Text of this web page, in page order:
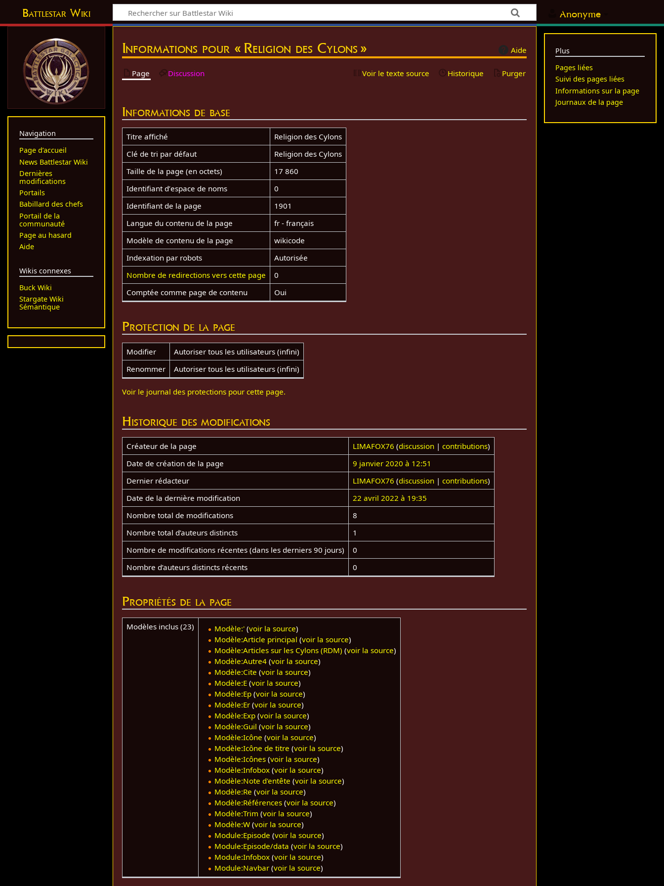
Anonyme
Battlestar Wiki
Aide
Informations pour « Religion des Cylons »
Page Discussion Voir le texte source Historique Purger
Informations de base
Titre affiché
Religion des Cylons
Clé de tri par défaut
Religion des Cylons
Taille de la page (en octets)
17 860
Identifiant dʼespace de noms
0
Identifiant de la page
1901
Langue du contenu de la page
fr - français
Modèle de contenu de la page
wikicode
Indexation par robots
Autorisée
Nombre de redirections vers cette page
0
Comptée comme page de contenu
Oui
Protection de la page
Modifier
Autoriser tous les utilisateurs (infini)
Renommer
Autoriser tous les utilisateurs (infini)
Voir le journal des protections pour cette page.
Historique des modifications
Créateur de la page LIMAFOX76 (discussion| contributions)
Date de création de la page
9 janvier 2020 à 12:51
Dernier rédacteur
LIMAFOX76 (discussion| contributions)
Date de la dernière modification
22 avril 2022 à 19:35
Nombre total de modifications
8
Nombre total d’auteurs distincts
1
Nombre de modifications récentes (dans les derniers 90 jours)
0
Nombre d’auteurs distincts récents
0
Propriétés de la page
Modèles inclus (23) Modèle:' (voir la source)
Modèle:Article principal (voir la source)
Modèle:Articles sur les Cylons (RDM) (voir la source)
Modèle:Autre4 (voir la source)
Modèle:Cite (voir la source)
Modèle:E (voir la source)
Modèle:Ep (voir la source)
Modèle:Er (voir la source)
Modèle:Exp (voir la source)
Modèle:Guil (voir la source)
Modèle:Icône (voir la source)
Modèle:Icône de titre (voir la source)
Modèle:Icônes (voir la source)
Modèle:Infobox (voir la source)
Modèle:Note d'entête (voir la source)
Modèle:Re (voir la source)
Modèle:Références (voir la source)
Modèle:Trim (voir la source)
Modèle:W (voir la source)
Module:Episode (voir la source)
Module:Episode/data (voir la source)
Module:Infobox (voir la source)
Module:Navbar (voir la source)
Navigation
Page d’accueil
News Battlestar Wiki
Dernières
modifications
Portails
Babillard des chefs
Portail de la
communauté
Page au hasard
Aide
Wikis connexes
Buck Wiki
Stargate Wiki
Sémantique
Plus
Pages liées
Suivi des pages liées
Informations sur la page
Journaux de la page